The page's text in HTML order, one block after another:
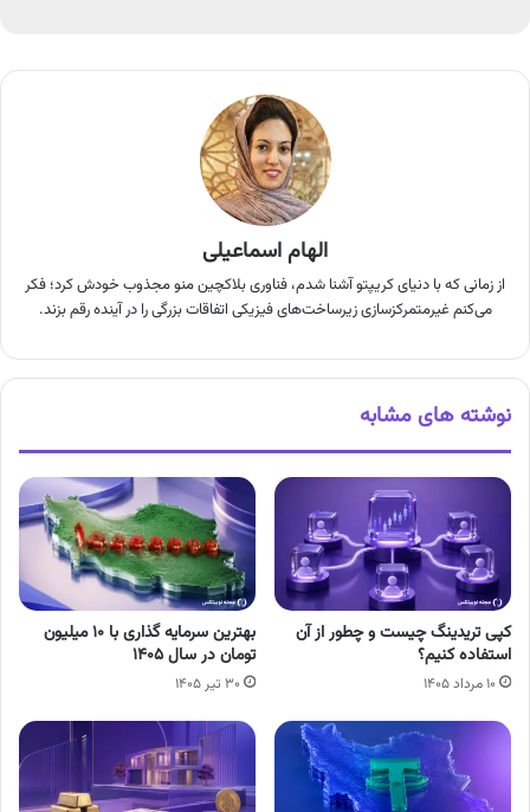
الهام اسماعیلی
از زمانی که با دنیای کریپتو آشنا شدم، فناوری بلاکچین منو مجذوب خودش کرد؛ فکر
می‌کنم غیرمتمرکزسازی زیرساخت‌های فیزیکی اتفاقات بزرگی را در آینده رقم بزند.
نوشته های مشابه
کپی تریدینگ چیست و چطور از آن
استفاده کنیم؟
۱۰ مرداد ۱۴۰۵
بهترین سرمایه گذاری با ۱۰ میلیون
تومان در سال ۱۴۰۵
۳۰ تیر ۱۴۰۵